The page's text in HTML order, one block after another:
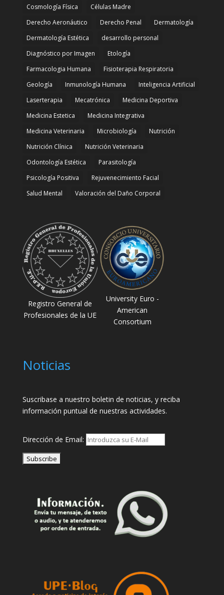
Cosmología Física
Células Madre
Derecho Aeronáutico
Derecho Penal
Dermatología
Dermatología Estética
desarrollo personal
Diagnóstico por Imagen
Etología
Farmacologia Humana
Fisioterapia Respiratoria
Geología
Inmunología Humana
Inteligencia Artificial
Laserterapia
Mecatrónica
Medicina Deportiva
Medicina Estetica
Medicina Integrativa
Medicina Veterinaria
Microbiología
Nutrición
Nutrición Clínica
Nutrición Veterinaria
Odontología Estética
Parasitología
Psicología Positiva
Rejuvenecimiento Facial
Salud Mental
Valoración del Daño Corporal
Registro General de
Profesionales de la UE
University Euro -
American
Consortium
Noticias
Suscribase a nuestro boletin de noticias, y reciba
información puntual de nuestras actividades.
Dirección de Email: